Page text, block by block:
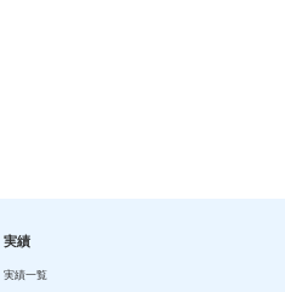
実績
実績一覧